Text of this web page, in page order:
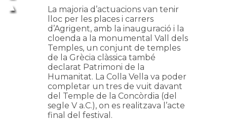
La majoria d’actuacions van tenir
lloc per les places i carrers
d’Agrigent, amb la inauguració i la
cloenda a la monumental Vall dels
Temples, un conjunt de temples
de la Grècia clàssica també
declarat Patrimoni de la
Humanitat. La Colla Vella va poder
completar un tres de vuit davant
del Temple de la Concòrdia (del
segle V a.C.), on es realitzava l’acte
final del festival.